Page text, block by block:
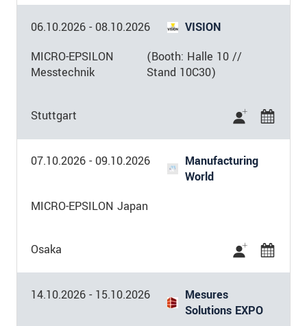
06.10.2026 - 08.10.2026 VISION
Stuttgart
MICRO-EPSILON
Messtechnik
(Booth: Halle 10 //
Stand 10C30)
07.10.2026 - 09.10.2026
Manufacturing
World
Osaka
MICRO-EPSILON Japan
14.10.2026 - 15.10.2026
Mesures
Solutions EXPO